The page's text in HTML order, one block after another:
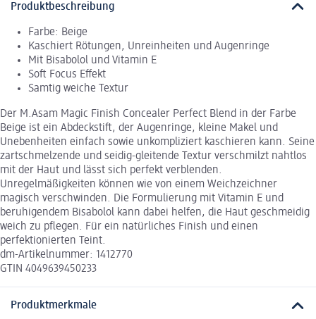
Produktbeschreibung
Farbe: Beige
Kaschiert Rötungen, Unreinheiten und Augenringe
Mit Bisabolol und Vitamin E
Soft Focus Effekt
Samtig weiche Textur
Der M.Asam Magic Finish Concealer Perfect Blend in der Farbe
Beige ist ein Abdeckstift, der Augenringe, kleine Makel und
Unebenheiten einfach sowie unkompliziert kaschieren kann. Seine
zartschmelzende und seidig-gleitende Textur verschmilzt nahtlos
mit der Haut und lässt sich perfekt verblenden.
Unregelmäßigkeiten können wie von einem Weichzeichner
magisch verschwinden. Die Formulierung mit Vitamin E und
beruhigendem Bisabolol kann dabei helfen, die Haut geschmeidig
weich zu pflegen. Für ein natürliches Finish und einen
perfektionierten Teint.
dm-Artikelnummer: 1412770
GTIN 4049639450233
Produktmerkmale